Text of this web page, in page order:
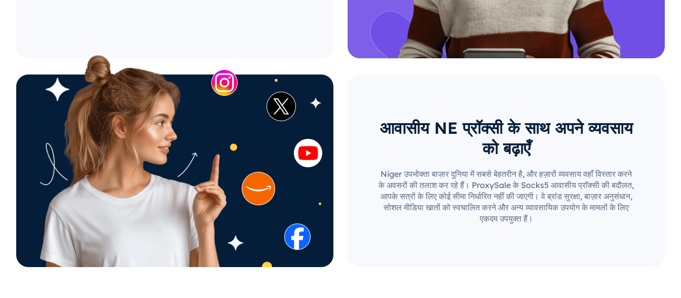
आवासीय NE प्रॉक्सी के साथ अपने व्यवसाय
को बढ़ाएँ
Niger उपभोक्ता बाज़ार दुनिया में सबसे बेहतरीन है, और हज़ारों व्यवसाय वहाँ विस्तार करने
के अवसरों की तलाश कर रहे हैं। ProxySale के Socks5 आवासीय प्रॉक्सी की बदौलत,
आपके सत्रों के लिए कोई सीमा निर्धारित नहीं की जाएगी। वे ब्रांड सुरक्षा, बाज़ार अनुसंधान,
सोशल मीडिया खातों को स्वचालित करने और अन्य व्यावसायिक उपयोग के मामलों के लिए
एकदम उपयुक्त हैं।